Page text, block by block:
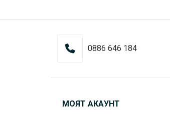
0886 646 184
МОЯТ АКАУНТ